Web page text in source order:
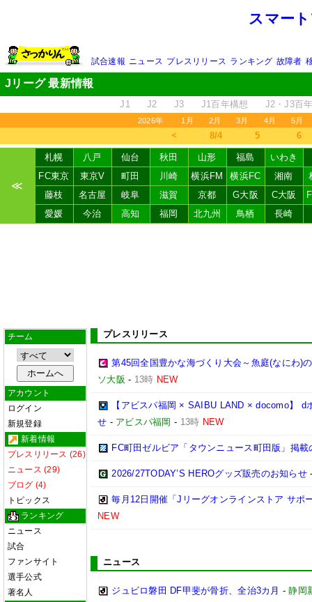
スマー
試合速報 ニュース プレスリリース ランキング 故障者
Jリーグ 最新情報
J1 J2 J3 J1百年構想 J2・J3百
2026年 1月 2月 3月 4月 5月
＜ 8/4 5 6
≪
札幌 八戸 仙台 秋田 山形 福島
いわき
FC東京
東京V 町田 川崎 横浜FM 横浜FC 湘南
藤枝
名古屋 岐阜 滋賀 京都 G大阪 C大阪
愛媛
今治 高知 福岡 北九州 鳥栖 長崎
チーム
アカウント
ログイン
新規登録
新着情報
プレスリリース (26)
ニュース (29)
ブログ (4)
トピックス
ランキング
ニュース
試合
ファンサイト
選手公式
著名人
プレスリリース
第45回全国豊かな海づくり大会～魚庭(なにわ)
ソ大阪 - 13時 NEW
【アビスパ福岡 × SAIBU LAND × docomo】
せ - アビスパ福岡 - 13時 NEW
FC町田ゼルビア「タウンニュース町田版」掲載
2026/27TODAY’S HEROグッズ販売のお知らせ
毎月12日開催「Jリーグオンラインストア サポ
NEW
ニュース
ジュビロ磐田 DF甲斐が骨折、全治3カ月 -静岡